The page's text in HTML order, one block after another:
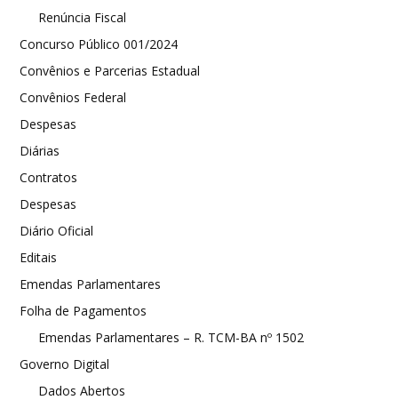
Renúncia Fiscal
Concurso Público 001/2024
Convênios e Parcerias Estadual
Convênios Federal
Despesas
Diárias
Contratos
Despesas
Diário Oficial
Editais
Emendas Parlamentares
Folha de Pagamentos
Emendas Parlamentares – R. TCM-BA nº 1502
Governo Digital
Dados Abertos